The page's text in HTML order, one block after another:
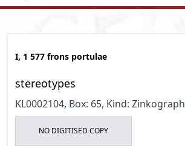
I, 1 577 frons portulae
stereotypes
KL0002104, Box: 65, Kind: Zinkograph
NO DIGITISED COPY